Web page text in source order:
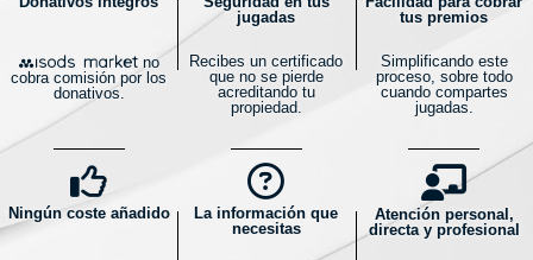
no
cobra comisión por los
donativos.
jugadas
Recibes un certificado
que no se pierde
acreditando tu
propiedad.
tus premios
Simplificando este
proceso, sobre todo
cuando compartes
jugadas.
Ningún coste añadido
La información que
necesitas
Atención personal,
directa y profesional